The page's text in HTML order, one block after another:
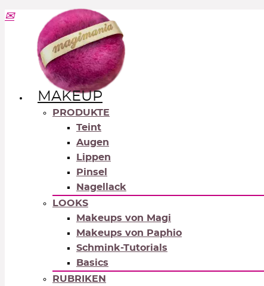
MAKEUP
PRODUKTE
Teint
Augen
Lippen
Pinsel
Nagellack
LOOKS
Makeups von Magi
Makeups von Paphio
Schmink-Tutorials
Basics
RUBRIKEN